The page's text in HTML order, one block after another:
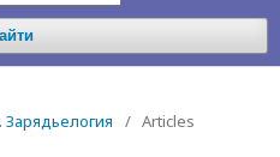
Зарядьелогия
/ Articles